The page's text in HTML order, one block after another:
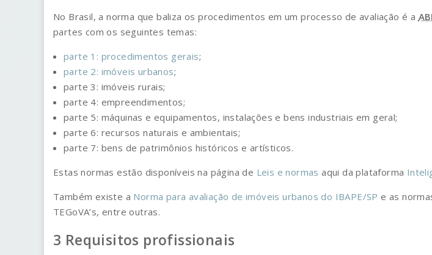
No Brasil, a norma que baliza os procedimentos em um processo de avaliação é a
partes com os seguintes temas:
parte 1: procedimentos gerais;
parte 2: imóveis urbanos;
parte 3: imóveis rurais;
parte 4: empreendimentos;
parte 5: máquinas e equipamentos, instalações e bens industriais em geral;
parte 6: recursos naturais e ambientais;
parte 7: bens de patrimônios históricos e artísticos.
Estas normas estão disponíveis na página de Leis e normas aqui da plataforma
Também existe a Norma para avaliação de imóveis urbanos do IBAPE/SP e as
TEGoVA’s, entre outras.
Requisitos profissionais